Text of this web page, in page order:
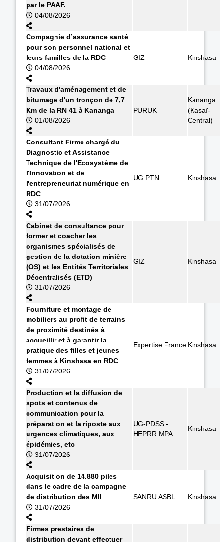
par le PAAF.
04/08/2026
Compagnie d’assurance santé
pour son personnel national et
leurs familles de la RDC
04/08/2026
GIZ Kinshasa
Travaux d'aménagement et de
bitumage d'un tronçon de 7,7
Km de la RN 41 à Kananga
01/08/2026
PURUK
Kananga
(Kasaï-
Central)
Consultant Firme chargé du
Diagnostic et Assistance
Technique de l'Ecosystème de
l'Innovation et de
l'entrepreneuriat numérique en
RDC
31/07/2026
UG PTN Kinshasa
Cabinet de consultance pour
former et coacher les
organismes spécialisés de
gestion de la dotation minière
(OS) et les Entités Territoriales
Décentralisés (ETD)
31/07/2026
GIZ Kinshasa
Fourniture et montage de
mobiliers au profit de terrains
de proximité destinés à
accueillir et à garantir la
pratique des filles et jeunes
femmes à Kinshasa en RDC
31/07/2026
Expertise France Kinshasa
Production et la diffusion de
spots et contenus de
communication pour la
préparation et la riposte aux
urgences climatiques, aux
épidémies, etc
31/07/2026
UG-PDSS -
HEPRR MPA
Kinshasa
Acquisition de 14.880 piles
dans le cadre de la campagne
de distribution des MII
31/07/2026
SANRU ASBL Kinshasa
Firmes prestaires de
distribution devant effectuer